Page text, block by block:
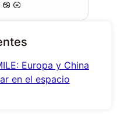
Europa y China
en el espacio